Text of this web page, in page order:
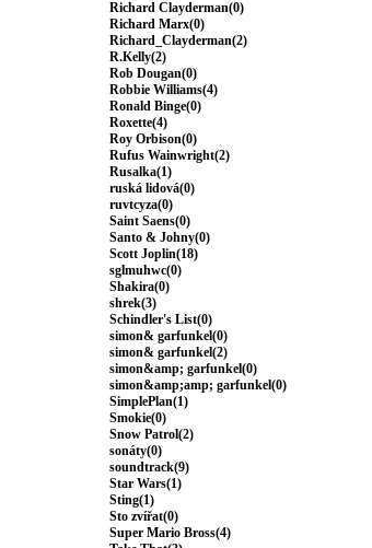
Richard Clayderman(0)
Richard Marx(0)
Richard_Clayderman(2)
R.Kelly(2)
Rob Dougan(0)
Robbie Williams(4)
Ronald Binge(0)
Roxette(4)
Roy Orbison(0)
Rufus Wainwright(2)
Rusalka(1)
ruská lidová(0)
ruvtcyza(0)
Saint Saens(0)
Santo & Johny(0)
Scott Joplin(18)
sglmuhwc(0)
Shakira(0)
shrek(3)
Schindler's List(0)
simon& garfunkel(0)
simon& garfunkel(2)
simon&amp; garfunkel(0)
simon&amp;amp; garfunkel(0)
SimplePlan(1)
Smokie(0)
Snow Patrol(2)
sonáty(0)
soundtrack(9)
Star Wars(1)
Sting(1)
Sto zvířat(0)
Super Mario Bross(4)